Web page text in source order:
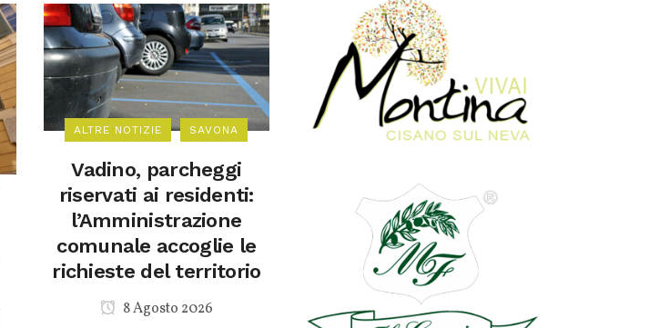
ALTRE NOTIZIE SAVONA
Vadino, parcheggi
riservati ai residenti:
l’Amministrazione
comunale accoglie le
richieste del territorio
8 Agosto 2026